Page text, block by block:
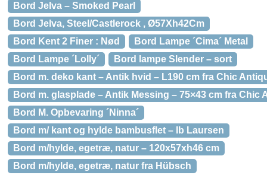
Bord Jelva – Smoked Pearl
Bord Jelva, Steel/Castlerock , Ø57Xh42Cm
Bord Kent 2 Finer : Nød
Bord Lampe ´Cima´ Metal
Bord Lampe ´Lolly´
Bord lampe Slender – sort
Bord m. deko kant – Antik hvid – L190 cm fra Chic
Bord m. glasplade – Antik Messing – 75×43 cm fra Chic
Bord M. Opbevaring ´Ninna´
Bord m/ kant og hylde bambusflet – Ib Laursen
Bord m/hylde, egetræ, natur – 120x57xh46 cm
Bord m/hylde, egetræ, natur fra Hübsch